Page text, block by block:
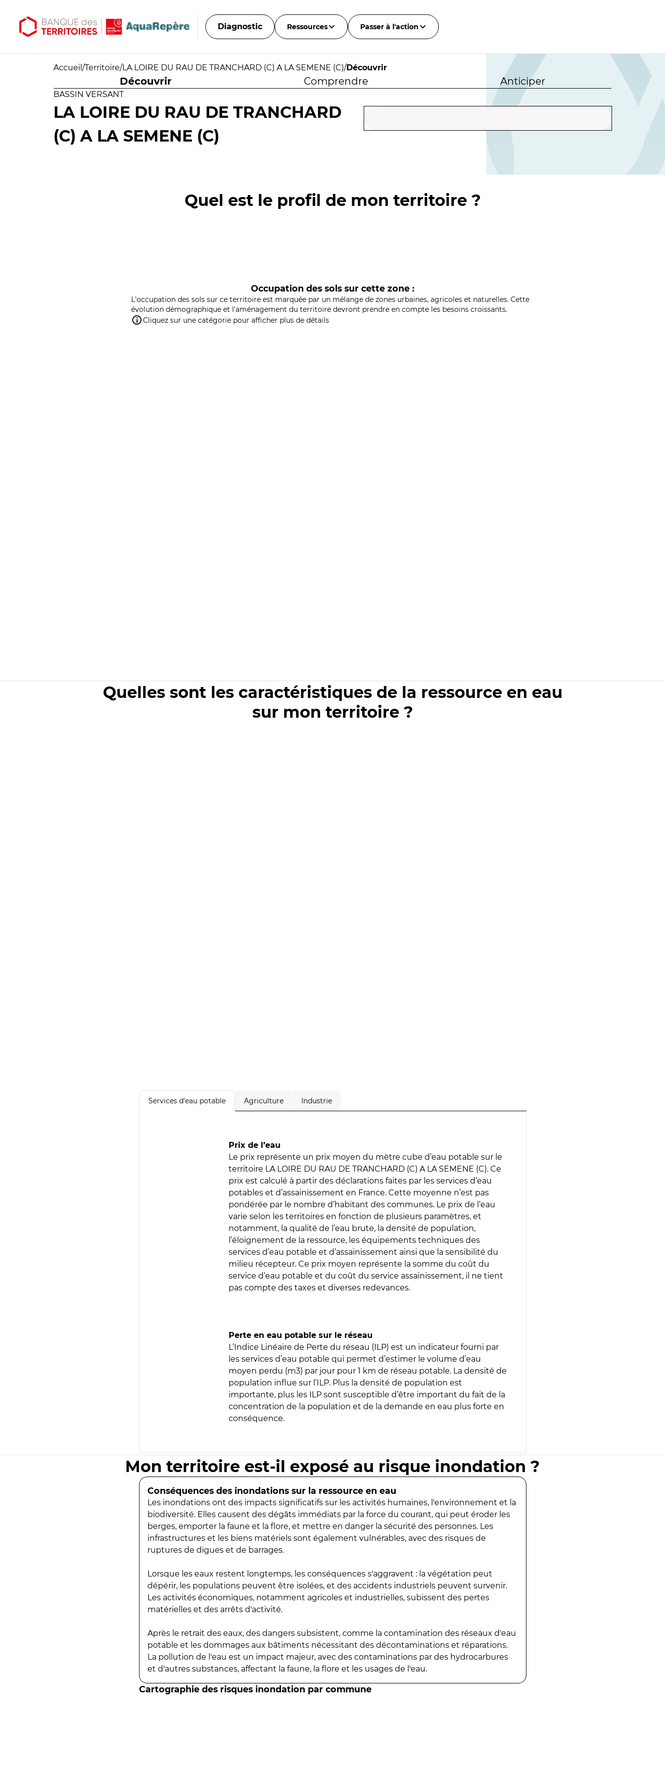
Diagnostic Ressources Passer à l'action
Accueil /Territoire/LA LOIRE DU RAU DE TRANCHARD (C) A LA SEMENE (C)/Découvrir
Découvrir Comprendre Anticiper
BASSIN VERSANT
LA LOIRE DU RAU DE TRANCHARD
(C) A LA SEMENE (C)
Quel est le profil de mon territoire ?
Occupation des sols sur cette zone :
L'occupation des sols sur ce territoire est marquée par un mélange de zones urbaines, agricoles et naturelles. Cette
évolution démographique et l'aménagement du territoire devront prendre en compte les besoins croissants.
Cliquez sur une catégorie pour afficher plus de détails
Quelles sont les caractéristiques de la ressource en eau
sur mon territoire ?
Services d'eau potable Agriculture Industrie
Prix de l’eau
Le prix représente un prix moyen du mètre cube d’eau potable sur le
territoire LA LOIRE DU RAU DE TRANCHARD (C) A LA SEMENE (C). Ce
prix est calculé à partir des déclarations faites par les services d’eau
potables et d’assainissement en France. Cette moyenne n’est pas
pondérée par le nombre d’habitant des communes. Le prix de l’eau
varie selon les territoires en fonction de plusieurs paramètres, et
notamment, la qualité de l’eau brute, la densité de population,
l’éloignement de la ressource, les équipements techniques des
services d’eau potable et d’assainissement ainsi que la sensibilité du
milieu récepteur. Ce prix moyen représente la somme du coût du
service d’eau potable et du coût du service assainissement, il ne tient
pas compte des taxes et diverses redevances.
Perte en eau potable sur le réseau
L’Indice Linéaire de Perte du réseau (ILP) est un indicateur fourni par
les services d’eau potable qui permet d’estimer le volume d’eau
moyen perdu (m3) par jour pour 1 km de réseau potable. La densité de
population influe sur l’ILP. Plus la densité de population est
importante, plus les ILP sont susceptible d’être important du fait de la
concentration de la population et de la demande en eau plus forte en
conséquence.
Mon territoire est-il exposé au risque inondation ?
Conséquences des inondations sur la ressource en eau
Les inondations ont des impacts significatifs sur les activités humaines, l'environnement et la
biodiversité. Elles causent des dégâts immédiats par la force du courant, qui peut éroder les
berges, emporter la faune et la flore, et mettre en danger la sécurité des personnes. Les
infrastructures et les biens matériels sont également vulnérables, avec des risques de
ruptures de digues et de barrages.
Lorsque les eaux restent longtemps, les conséquences s'aggravent : la végétation peut
dépérir, les populations peuvent être isolées, et des accidents industriels peuvent survenir.
Les activités économiques, notamment agricoles et industrielles, subissent des pertes
matérielles et des arrêts d'activité.
Après le retrait des eaux, des dangers subsistent, comme la contamination des réseaux d'eau
potable et les dommages aux bâtiments nécessitant des décontaminations et réparations.
La pollution de l'eau est un impact majeur, avec des contaminations par des hydrocarbures
et d'autres substances, affectant la faune, la flore et les usages de l'eau.
Cartographie des risques inondation par commune